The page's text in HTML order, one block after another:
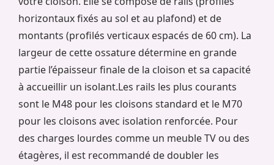
horizontaux fixés au sol et au plafond) et de
montants (profilés verticaux espacés de 60 cm). La
largeur de cette ossature détermine en grande
partie l’épaisseur finale de la cloison et sa capacité
à accueillir un isolant.Les rails les plus courants
sont le M48 pour les cloisons standard et le M70
pour les cloisons avec isolation renforcée. Pour
des charges lourdes comme un meuble TV ou des
étagères, il est recommandé de doubler les